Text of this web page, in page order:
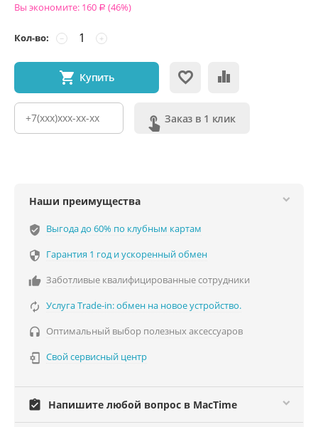
Вы экономите: 160 Р (46%)
Кол-во: +
−
Купить
Заказ в 1 клик
Наши преимущества
verified_user Выгода до 60% по клубным картам
 Гарантия 1 год и ускоренный обмен
 Заботливые квалифицированные сотрудники
 Услуга Trade-in: обмен на новое устройство.
 Оптимальный выбор полезных аксессуаров
 Свой сервисный центр
assignment_turned_in Напишите любой вопрос в MacTime